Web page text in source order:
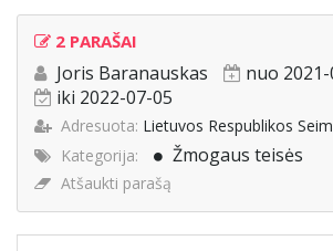
2 PARAŠAI
Joris Baranauskas
nuo
iki 2022-07-05
Adresuota: Lietuvos Respublikos
Kategorija:
Žmogaus teisės
Atšaukti parašą